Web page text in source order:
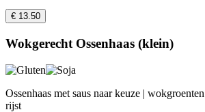
€ 13.50
Wokgerecht Ossenhaas (klein)
Ossenhaas met saus naar keuze |
rijst